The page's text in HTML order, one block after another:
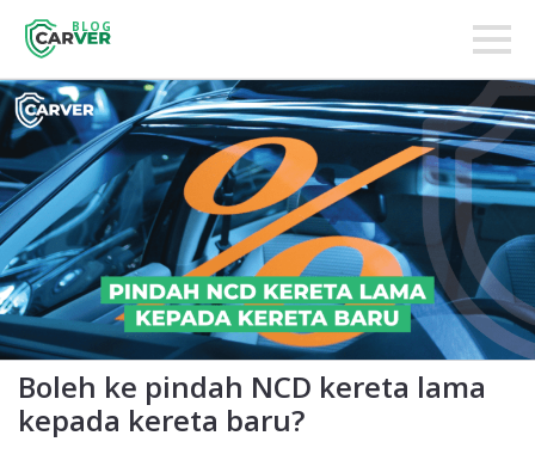
BLOG
Boleh ke pindah NCD kereta lama
kepada kereta baru?